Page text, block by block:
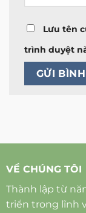
Lưu tên
trình duyệt
VỀ CHÚNG TÔI
Thành lập từ
triển trong lĩnh